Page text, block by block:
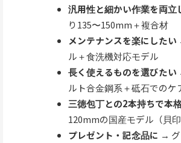
汎用性と細かい作業を両立
り135〜150mm＋複合材
メンテナンスを楽にしたい
ル＋食洗機対応モデル
長く使えるものを選びたい
ルト合金鋼系＋砥石でのケ
三徳包丁との2本持ちで本
120mmの国産モデル（貝印
プレゼント・記念品に →